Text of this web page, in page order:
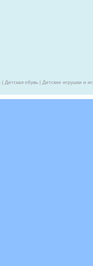
| Детская обувь | Детские игрушки